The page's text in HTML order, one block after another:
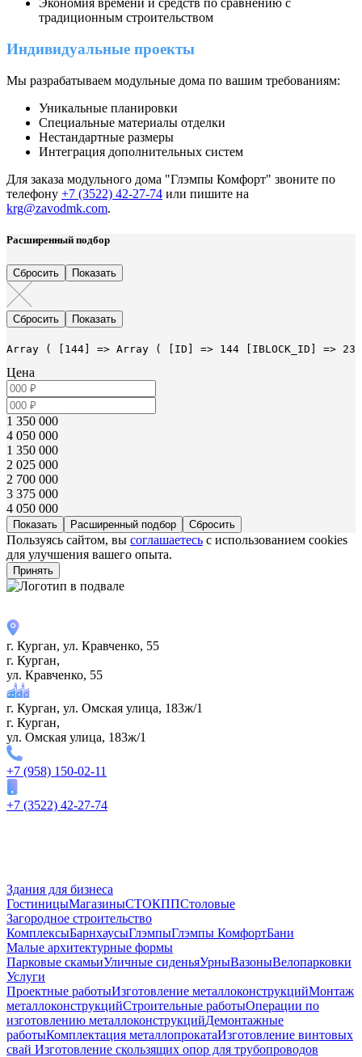
Экономия времени и средств по сравнению с
традиционным строительством
Индивидуальные проекты
Мы разрабатываем модульные дома по вашим требованиям:
Уникальные планировки
Специальные материалы отделки
Нестандартные размеры
Интеграция дополнительных систем
Для заказа модульного дома "Глэмпы Комфорт" звоните по
телефону +7 (3522) 42-27-74 или пишите на
krg@zavodmk.com.
Расширенный подбор
Array ( [144] => Array ( [ID] => 144 [IBLOCK_ID] => 23
Цена
1 350 000
4 050 000
1 350 000
2 025 000
2 700 000
3 375 000
4 050 000
Расширенный подбор
Пользуясь сайтом, вы соглашаетесь с использованием cookies
для улучшения вашего опыта.
Принять
г. Курган, ул. ​Кравченко, 55
г. Курган,
ул. ​Кравченко, 55
г. Курган, ул. Омская улица, 183ж/1
г. Курган,
ул. Омская улица, 183ж/1
+7 (958) 150-02-11
+7 (3522) 42-27-74
Здания для бизнеса
ГостиницыМагазиныСТОКППСтоловые
Загородное строительство
КомплексыБарнхаусыГлэмпыГлэмпы КомфортБани
Малые архитектурные формы
Парковые скамьиУличные сиденьяУрныВазоныВелопарковки
Услуги
Проектные работыИзготовление металлоконструкцийМонтаж
металлоконструкцийСтроительные работыОперации по
изготовлению металлоконструкцийДемонтажные
работыКомплектация металлопрокатаИзготовление винтовых
свай Изготовление скользящих опор для трубопроводов